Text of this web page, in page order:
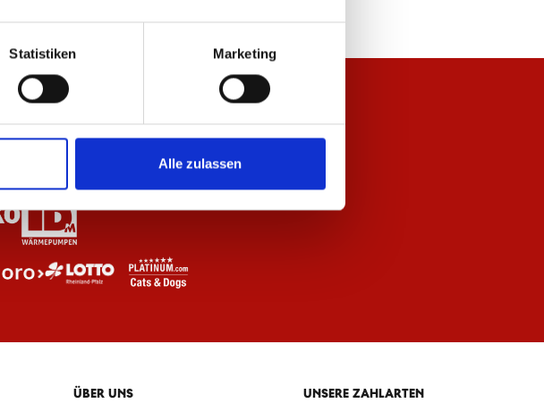
Statistiken Marketing
Alle zulassen
ÜBER UNS UNSERE ZAHLARTEN